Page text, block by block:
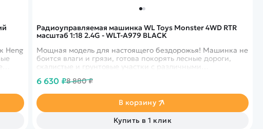
Heng
Радиоуправляемая машинка WL Toys Monster 4WD RTR
масштаб 1:18 2.4G - WLT-A979 BLACK
Мощная модель для настоящего бездорожья! Машинка не
боится влаги и грязи, готова покорять лесные дороги,
скалистые и грунтовые участки с различными
6 630 ₽8 880 ₽
В корзину
Купить в 1 клик